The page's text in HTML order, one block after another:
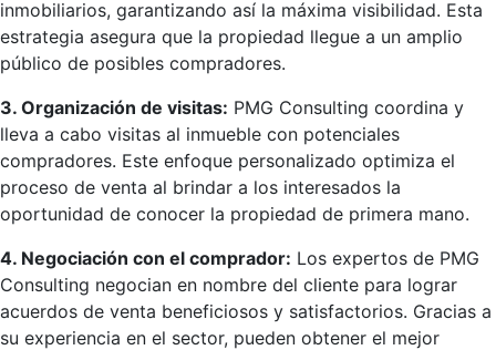
inmobiliarios, garantizando así la máxima visibilidad. Esta
estrategia asegura que la propiedad llegue a un amplio
público de posibles compradores.
3. Organización de visitas: PMG Consulting coordina y
lleva a cabo visitas al inmueble con potenciales
compradores. Este enfoque personalizado optimiza el
proceso de venta al brindar a los interesados la
oportunidad de conocer la propiedad de primera mano.
4. Negociación con el comprador: Los expertos de PMG
Consulting negocian en nombre del cliente para lograr
acuerdos de venta beneficiosos y satisfactorios. Gracias a
su experiencia en el sector, pueden obtener el mejor